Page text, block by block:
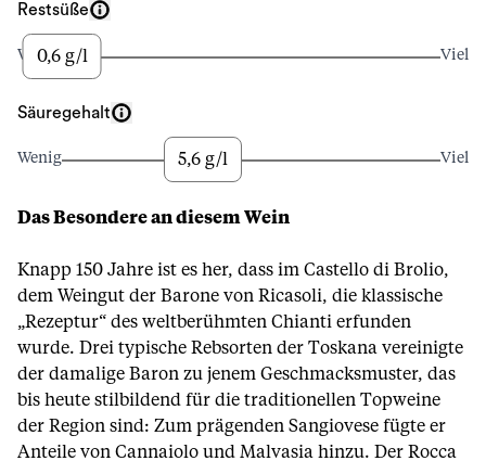
Restsüße
Wenig
0,6 g/l Viel
Säuregehalt
Wenig 5,6 g/l Viel
Das Besondere an diesem Wein
Knapp 150 Jahre ist es her, dass im Castello di Brolio,
dem Weingut der Barone von Ricasoli, die klassische
„Rezeptur“ des weltberühmten Chianti erfunden
wurde. Drei typische Rebsorten der Toskana vereinigte
der damalige Baron zu jenem Geschmacksmuster, das
bis heute stilbildend für die traditionellen Topweine
der Region sind: Zum prägenden Sangiovese fügte er
Anteile von Cannaiolo und Malvasia hinzu. Der Rocca